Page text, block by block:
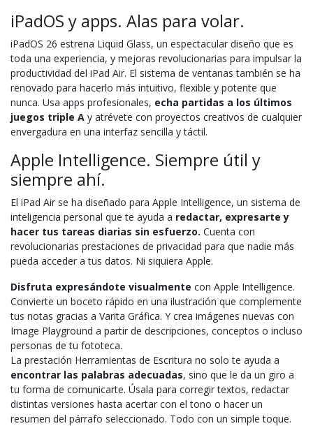
iPadOS y apps. Alas para volar.
iPadOS 26 estrena Liquid Glass, un espectacular diseño que es
toda una experiencia, y mejoras revolucionarias para impulsar la
productividad del iPad Air. El sistema de ventanas también se ha
renovado para hacerlo más intuitivo, flexible y potente que
nunca. Usa apps profesionales, echa partidas a los últimos
juegos triple A y atrévete con proyectos creativos de cualquier
envergadura en una interfaz sencilla y táctil.
Apple Intelligence. Siempre útil y
siempre ahí.
El iPad Air se ha diseñado para Apple Intelligence, un sistema de
inteligencia personal que te ayuda a redactar, expresarte y
hacer tus tareas diarias sin esfuerzo. Cuenta con
revolucionarias prestaciones de privacidad para que nadie más
pueda acceder a tus datos. Ni siquiera Apple.
Disfruta expresándote visualmente con Apple Intelligence.
Convierte un boceto rápido en una ilustración que complemente
tus notas gracias a Varita Gráfica. Y crea imágenes nuevas con
Image Playground a partir de descripciones, conceptos o incluso
personas de tu fototeca.
La prestación Herramientas de Escritura no solo te ayuda a
encontrar las palabras adecuadas, sino que le da un giro a
tu forma de comunicarte. Úsala para corregir textos, redactar
distintas versiones hasta acertar con el tono o hacer un
resumen del párrafo seleccionado. Todo con un simple toque.